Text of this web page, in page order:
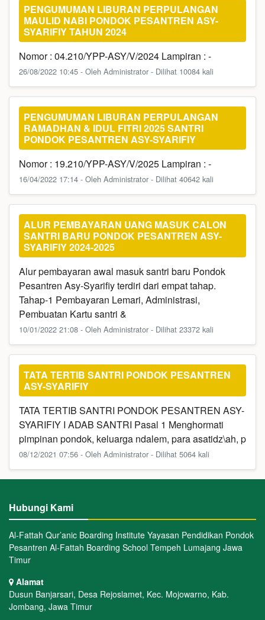
PENGUMUMAN LIBURAN PERPULANGAN
MAULID NABI PONDOK PESANTREN ASY-
SYARIFIY TAHUN 2024
Nomor : 04.210/YPP-ASY/V/2024 Lampiran : -
26/08/2022 10:45 - Oleh Administrator - Dilihat 10084 kali
PENGUMUMAN LIBURAN PERPULANGAN
RAMADHAN & IDUL FITRI 2025 SANTRI
PONDOK PESANTREN ASY-SYARIFIY
Nomor : 19.210/YPP-ASY/V/2025 Lampiran : -
16/04/2022 17:14 - Oleh Administrator - Dilihat 40642 kali
ALUR PEMBAYARAN UANG MASUK CALON
SANTRI BARU PONDOK PESANTREN ASY-
SYARIFIY 2024-2025
Alur pembayaran awal masuk santri baru Pondok
Pesantren Asy-Syarifiy terdiri dari empat tahap.
Tahap-1 Pembayaran Lemari, Administrasi,
Pembuatan Kartu santri &
10/01/2022 21:08 - Oleh Administrator - Dilihat 23372 kali
TATA TERTIB SANTRI PONDOK PESANTREN
ASY-SYARIFIY
TATA TERTIB SANTRI PONDOK PESANTREN ASY-
SYARIFIY I ADAB SANTRI Pasal 1 Menghormati
pimpinan pondok, keluarga ndalem, para asatidz\ah, p
08/12/2021 07:56 - Oleh Administrator - Dilihat 5064 kali
Hubungi Kami
Al-Fattah Qur’anic Boarding Institute Yayasan Pendidikan Pondok
Pesantren Al-Fattah Boarding School Tempeh Lumajang Jawa
Timur
Alamat
Dusun Banjarsari, Desa Rejoslamet, Kec. Mojowarno, Kab.
Jombang, Jawa Timur